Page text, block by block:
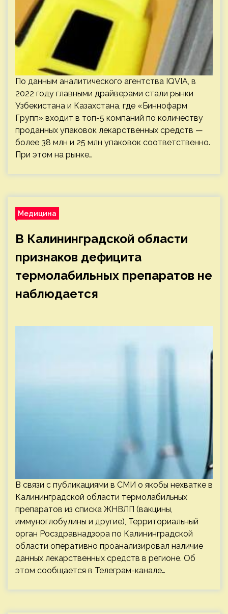
По данным аналитического агентства IQVIA, в
2022 году главными драйверами стали рынки
Узбекистана и Казахстана, где «Биннофарм
Групп» входит в топ-5 компаний по количеству
проданных упаковок лекарственных средств —
более 38 млн и 25 млн упаковок соответственно.
При этом на рынке…
Медицина
В Калининградской области
признаков дефицита
термолабильных препаратов не
наблюдается
В связи с публикациями в СМИ о якобы нехватке в
Калининградской области термолабильных
препаратов из списка ЖНВЛП (вакцины,
иммуноглобулины и другие), Территориальный
орган Росздравнадзора по Калининградской
области оперативно проанализировал наличие
данных лекарственных средств в регионе. Об
этом сообщается в Телеграм-канале…